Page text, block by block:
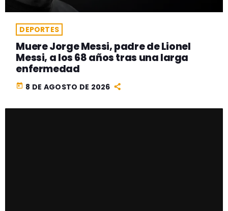
DEPORTES
Muere Jorge Messi, padre de Lionel
Messi, a los 68 años tras una larga
enfermedad
today 8 DE AGOSTO DE 2026